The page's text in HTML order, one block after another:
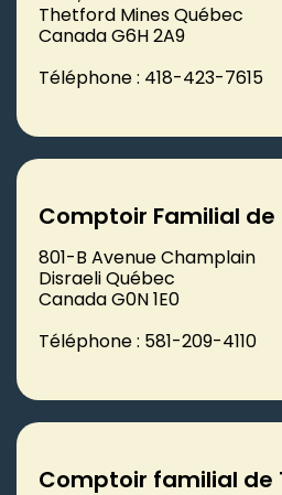
Thetford Mines Québec
Canada G6H 2A9
Téléphone : 418-423-7615
Comptoir Familial de
801-B Avenue Champlain
Disraeli Québec
Canada G0N 1E0
Téléphone : 581-209-4110
Comptoir familial de